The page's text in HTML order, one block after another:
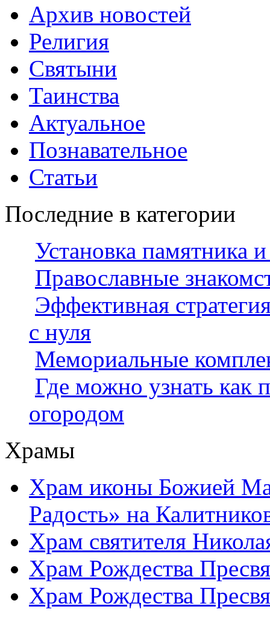
Архив новостей
Религия
Святыни
Таинства
Актуальное
Познавательное
Статьи
Последние в категории
Установка памятника
Православные
Эффективная
с нуля
Мемориальные
Где можно узнать как
огородом
Храмы
Храм иконы Божией
Радость» на
Храм святителя
Храм Рождества
Храм Рождества